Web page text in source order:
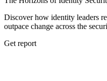
Discover how identity leaders
outpace change across the
Get report